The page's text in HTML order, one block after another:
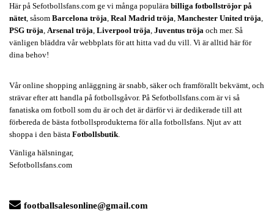
Här på Sefotbollsfans.com ge vi många populära billiga fotbollströjor på
nätet , såsom Barcelona tröja Real Madrid tröja Manchester United tröja
PSG tröja Arsenal tröja Liverpool tröja Juventus tröja och mer. Så
vänligen bläddra vår webbplats för att hitta vad du vill. Vi är alltid här för
dina behov!
Vår online shopping anläggning är snabb, säker och framförallt bekvämt, och
strävar efter att handla på fotbollsgåvor. På Sefotbollsfans.com är vi så
fanatiska om fotboll som du är och det är därför vi är dedikerade till att
förbereda de bästa fotbollsprodukterna för alla fotbollsfans. Njut av att
shoppa i den bästa Fotbollsbutik
Vänliga hälsningar,
Sefotbollsfans.com
footballsalesonline@gmail.com